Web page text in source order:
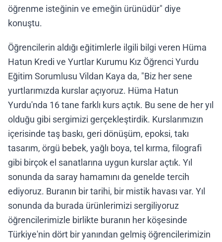
öğrenme isteğinin ve emeğin ürünüdür" diye
konuştu.
Öğrencilerin aldığı eğitimlerle ilgili bilgi veren Hüma
Hatun Kredi ve Yurtlar Kurumu Kız Öğrenci Yurdu
Eğitim Sorumlusu Vildan Kaya da, "Biz her sene
yurtlarımızda kurslar açıyoruz. Hüma Hatun
Yurdu'nda 16 tane farklı kurs açtık. Bu sene de her yıl
olduğu gibi sergimizi gerçekleştirdik. Kurslarımızın
içerisinde taş baskı, geri dönüşüm, epoksi, takı
tasarım, örgü bebek, yağlı boya, tel kırma, filografi
gibi birçok el sanatlarına uygun kurslar açtık. Yıl
sonunda da saray hamamını da genelde tercih
ediyoruz. Buranın bir tarihi, bir mistik havası var. Yıl
sonunda da burada ürünlerimizi sergiliyoruz
öğrencilerimizle birlikte buranın her köşesinde
Türkiye'nin dört bir yanından gelmiş öğrencilerimizin